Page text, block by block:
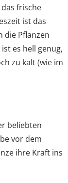
frische
ist das
die Pflanzen
es hell genug,
zu kalt (wie im
beliebten
vor dem
ihre Kraft ins